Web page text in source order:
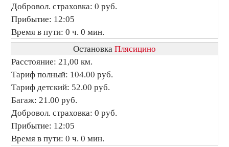
Добровол. страховка: 0 руб.
Прибытие: 12:05
Время в пути: 0 ч. 0 мин.
Остановка Плясицино
Расстояние: 21,00 км.
Тариф полный: 104.00 руб.
Тариф детский: 52.00 руб.
Багаж: 21.00 руб.
Добровол. страховка: 0 руб.
Прибытие: 12:05
Время в пути: 0 ч. 0 мин.